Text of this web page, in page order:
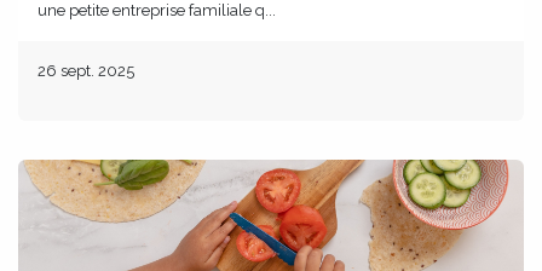
une petite entreprise familiale q...
26 sept. 2025